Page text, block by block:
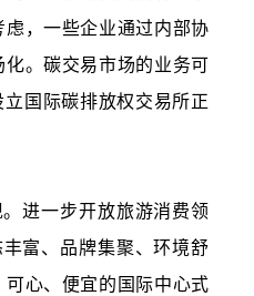
，一些企业通过内部协
。碳交易市场的业务可
国际碳排放权交易所正
进一步开放旅游消费领
富、品牌集聚、环境舒
心、便宜的国际中心式